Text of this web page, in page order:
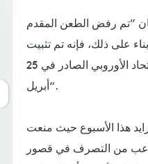
”تم رفض الطعن المقدم
على ذلك، فإنه تم تثبيت
قرار لجنة القيم والانضباط بالاتحاد الأوروبي الصادر في 25
أبريل“.
هذا الأسبوع حيث منعت
من التصرف في قصور